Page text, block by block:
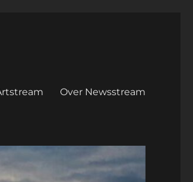
Over Newsstream